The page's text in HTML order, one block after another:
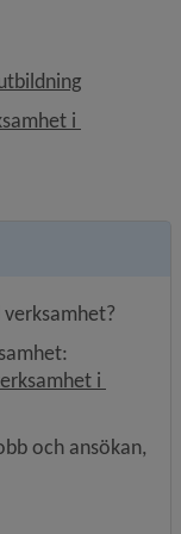
i
i
och ansökan,